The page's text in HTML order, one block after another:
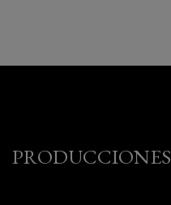
PRODUCCIONES